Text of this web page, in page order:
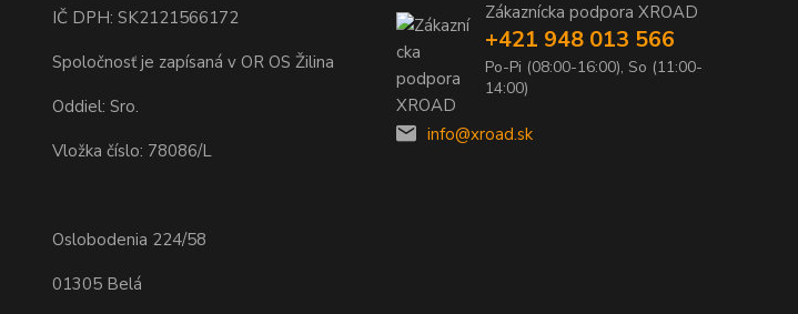
IČ DPH: SK2121566172
Spoločnosť je zapísaná v OR OS Žilina
Oddiel: Sro.
Vložka číslo: 78086/L
Oslobodenia 224/58
01305 Belá
Zákaznícka podpora XROAD
+421 948 013 566
Po-Pi (08:00-16:00), So (11:00-
14:00)
info@xroad.sk